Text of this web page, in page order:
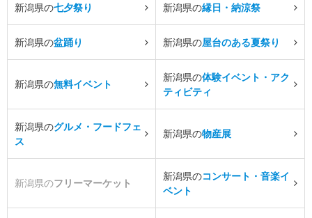
新潟県の七夕祭り 新潟県の縁日・納涼祭
新潟県の盆踊り 新潟県の屋台のある夏祭り
新潟県の無料イベント
新潟県の体験イベント・アク
ティビティ
新潟県のグルメ・フードフェ
ス
新潟県の物産展
新潟県のフリーマーケット
新潟県のコンサート・音楽イ
ベント